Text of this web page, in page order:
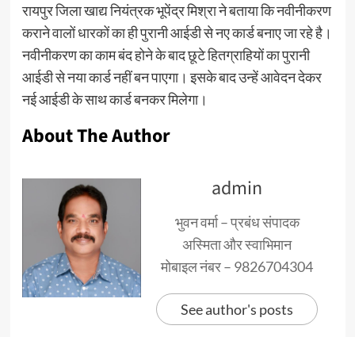
रायपुर जिला खाद्य नियंत्रक भूपेंद्र मिश्रा ने बताया कि नवीनीकरण
कराने वालों धारकों का ही पुरानी आईडी से नए कार्ड बनाए जा रहे है।
नवीनीकरण का काम बंद होने के बाद छूटे हितग्राहियों का पुरानी
आईडी से नया कार्ड नहीं बन पाएगा। इसके बाद उन्हें आवेदन देकर
नई आईडी के साथ कार्ड बनकर मिलेगा।
About The Author
admin
भुवन वर्मा – प्रबंध संपादक
अस्मिता और स्वाभिमान
मोबाइल नंबर – 9826704304
See author's posts